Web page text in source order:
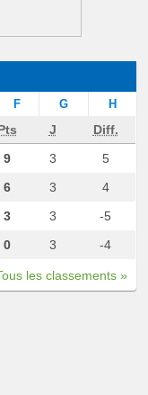
F G H
J
Diff.
9 3
5
6 3
4
3 3
-5
0 3 -4
les classements »